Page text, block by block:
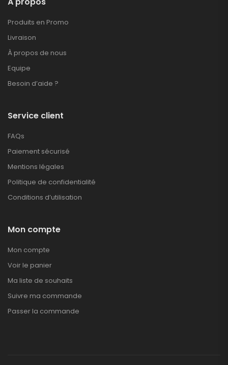
Produits en Promo
Livraison
À propos de nous
Equipe
Besoin d’aide ?
Service client
FAQs
Paiement sécurisé
Mentions légales
Politique de confidentialité
Conditions d’utilisation
Mon compte
Mon compte
Voir le panier
Ma liste de souhaits
Suivre ma commande
Passer la commande